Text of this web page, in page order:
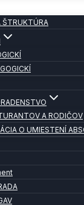
ŠTRUKTÚRA
A RODIČOV
O UMIESTENÍ